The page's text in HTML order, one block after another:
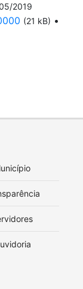
2019
(21 kB) •